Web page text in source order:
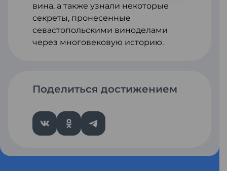
Поделиться достижением
вина, а также узнали некоторые
секреты, пронесенные
севастопольскими виноделами
через многовековую историю.